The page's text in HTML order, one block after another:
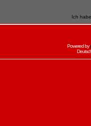
Ich
Powered by